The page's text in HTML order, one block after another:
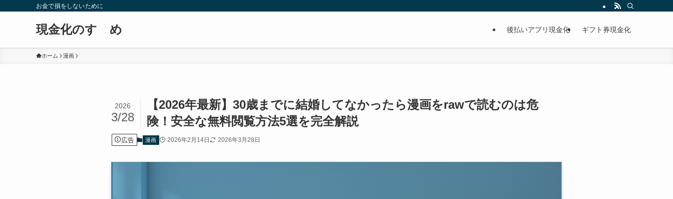
お金で損をしないために
現金化のすゝめ 後払いアプリ現金化 ギフト券現金化
ホーム 漫画
【2026年最新】30歳までに結婚してなかったら漫画をrawで読むのは危
険！安全な無料閲覧方法5選を完全解説
2026
3/28
広告 漫画 2026年2月14日 2026年3月28日